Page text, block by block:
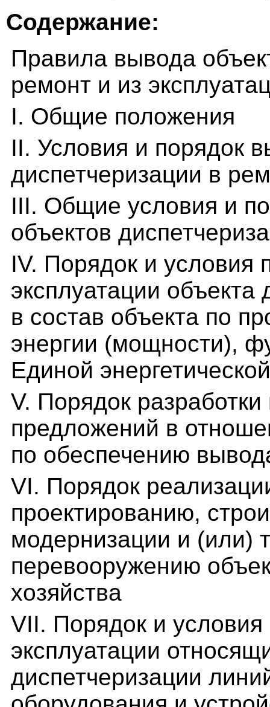
Содержание:
Правила вывода
ремонт и из
I. Общие положения
II. Условия и порядок
диспетчеризации в
III. Общие условия и
объектов
IV. Порядок и условия
эксплуатации
в состав объекта по
энергии (мощности),
Единой
V. Порядок
предложений в
по обеспечению
VI. Порядок
проектированию,
модернизации и (или)
перевооружению
хозяйства
VII. Порядок и
эксплуатации
диспетчеризации